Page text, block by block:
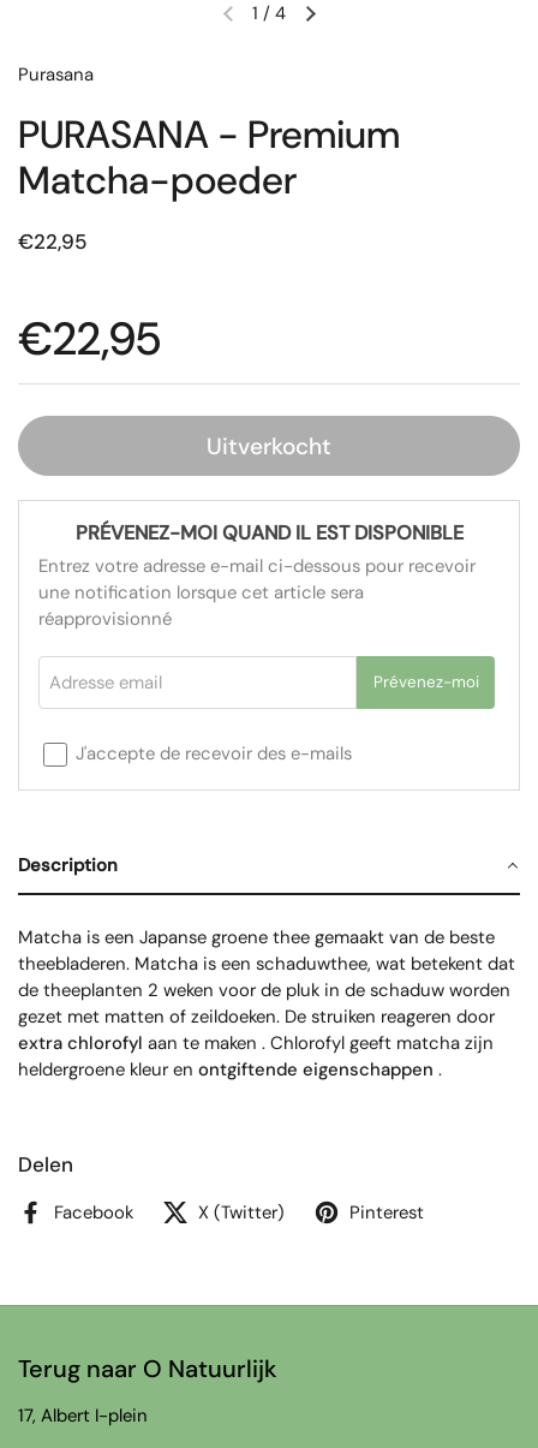
1 / 4
Purasana
PURASANA - Premium
Matcha-poeder
€22,95
€22,95
Uitverkocht
PRÉVENEZ-MOI QUAND IL EST DISPONIBLE
Entrez votre adresse e-mail ci-dessous pour recevoir
une notification lorsque cet article sera
réapprovisionné
Prévenez-moi
J'accepte de recevoir des e-mails
Description
Matcha is een Japanse groene thee gemaakt van de beste
theebladeren. Matcha is een schaduwthee, wat betekent dat
de theeplanten 2 weken voor de pluk in de schaduw worden
gezet met matten of zeildoeken. De struiken reageren door
extra chlorofyl aan te maken . Chlorofyl geeft matcha zijn
heldergroene kleur en ontgiftende eigenschappen .
Delen
Facebook X (Twitter) Pinterest
Terug naar O Natuurlijk
17, Albert I-plein